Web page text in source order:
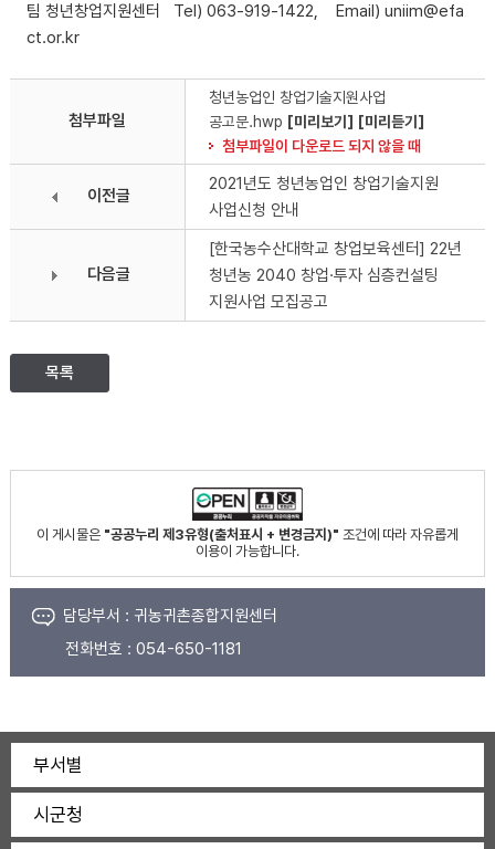
팀 청년창업지원센터 Tel) 063-919-1422, Email) uniim@efa
ct.or.kr
첨부파일
청년농업인 창업기술지원사업
공고문.hwp [미리보기]
[미리듣기]
첨부파일이 다운로드 되지 않을 때
이전글
2021년도 청년농업인 창업기술지원
사업신청 안내
다음글
[한국농수산대학교 창업보육센터] 22년
청년농 2040 창업·투자 심층컨설팅
지원사업 모집공고
목록
이 게시물은 "공공누리 제3유형(출처표시 + 변경금지)" 조건에 따라 자유롭게
이용이 가능합니다.
담당부서 : 귀농귀촌종합지원센터
전화번호 : 054-650-1181
부서별
시군청